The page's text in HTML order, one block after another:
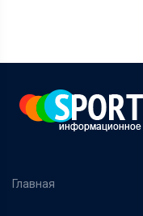
Главная